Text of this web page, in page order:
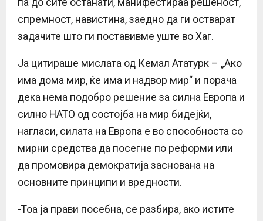
спремност, навистина, заедно да ги остварат
задачите што ги поставивме уште во Хаг.
Ја цитираше мислата од Кемал Ататурк – „Ако
има дома мир, ќе има и надвор мир“ и порача
дека нема подобро решение за силна Европа и
силно НАТО од состојба на мир бидејќи,
нагласи, силата на Европа е во способноста со
мирни средства да посегне по реформи или
да промовира демократија заснована на
основните принципи и вредности.
-Тоа ја прави посебна, се разбира, ако истите